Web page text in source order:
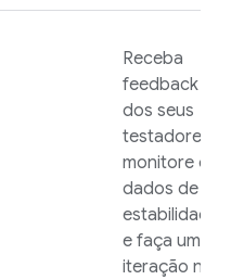
Receba
feedback
dos seus
testadores,
monitore os
dados de
estabilidade
e faça uma
iteração no